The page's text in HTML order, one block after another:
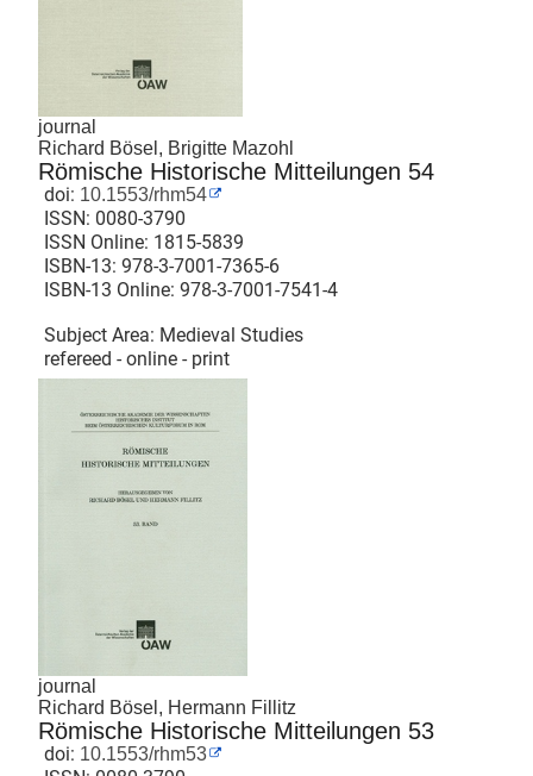
journal
Richard Bösel, Brigitte Mazohl
Römische Historische Mitteilungen 54
doi: 10.1553/rhm54
ISSN: 0080-3790
ISSN Online: 1815-5839
ISBN-13: 978-3-7001-7365-6
ISBN-13 Online: 978-3-7001-7541-4
Subject Area: Medieval Studies
refereed - online - print
journal
Richard Bösel, Hermann Fillitz
Römische Historische Mitteilungen 53
doi: 10.1553/rhm53